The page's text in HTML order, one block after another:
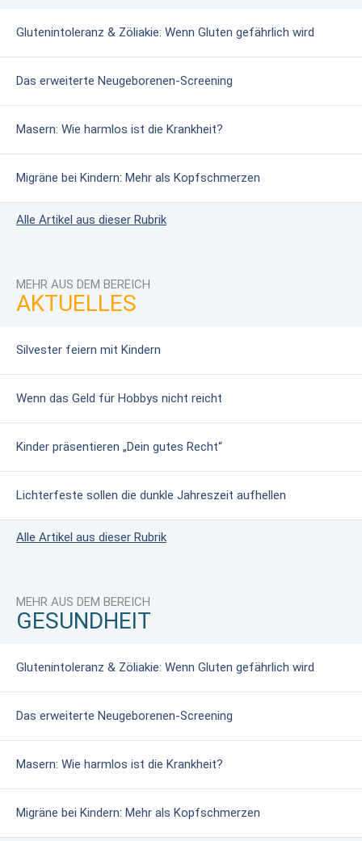
Glutenintoleranz & Zöliakie: Wenn Gluten gefährlich wird
Das erweiterte Neugeborenen-Screening
Masern: Wie harmlos ist die Krankheit?
Migräne bei Kindern: Mehr als Kopfschmerzen
Alle Artikel aus dieser Rubrik
MEHR AUS DEM BEREICH
AKTUELLES
Silvester feiern mit Kindern
Wenn das Geld für Hobbys nicht reicht
Kinder präsentieren „Dein gutes Recht“
Lichterfeste sollen die dunkle Jahreszeit aufhellen
Alle Artikel aus dieser Rubrik
MEHR AUS DEM BEREICH
GESUNDHEIT
Glutenintoleranz & Zöliakie: Wenn Gluten gefährlich wird
Das erweiterte Neugeborenen-Screening
Masern: Wie harmlos ist die Krankheit?
Migräne bei Kindern: Mehr als Kopfschmerzen